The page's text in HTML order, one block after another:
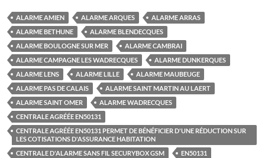
ALARME AMIEN ALARME ARQUES
ALARME ARRAS
ALARME BETHUNE
ALARME BLENDECQUES
ALARME BOULOGNE SUR MER
ALARME CAMBRAI
ALARME CAMPAGNE LES WADRECQUES
ALARME DUNKERQUES
ALARME LENS
ALARME LILLE
ALARME MAUBEUGE
ALARME PAS DE CALAIS
ALARME SAINT MARTIN AU LAERT
ALARME SAINT OMER
ALARME WADRECQUES
CENTRALE AGRÉÉE EN50131
CENTRALE AGRÉÉE EN50131 PERMET DE BÉNÉFICIER D'UNE RÉDUCTION SUR
LES COTISATIONS D'ASSURANCE HABITATION
CENTRALE D'ALARME SANS FIL SECURYBOX GSM
EN50131